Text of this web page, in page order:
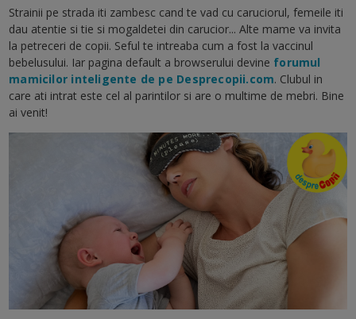
Strainii pe strada iti zambesc cand te vad cu caruciorul, femeile iti
dau atentie si tie si mogaldetei din carucior... Alte mame va invita
la petreceri de copii. Seful te intreaba cum a fost la vaccinul
bebelusului. Iar pagina default a browserului devine forumul
mamicilor inteligente de pe Desprecopii.com. Clubul in
care ati intrat este cel al parintilor si are o multime de mebri. Bine
ai venit!